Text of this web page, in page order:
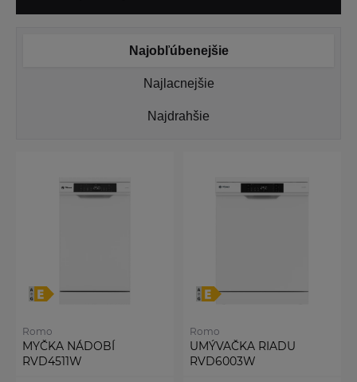
Najobľúbenejšie
Najlacnejšie
Najdrahšie
Romo
MYČKA NÁDOBÍ
RVD4511W
Romo
UMÝVAČKA RIADU
RVD6003W